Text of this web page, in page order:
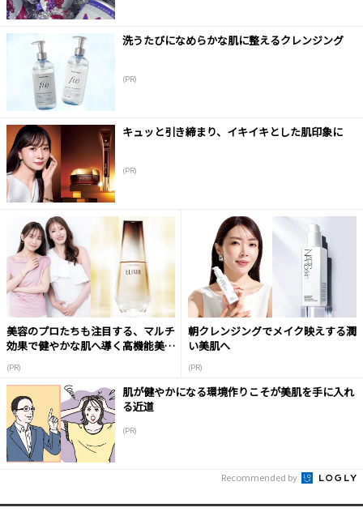
洗うたびになめらかな肌に整えるクレンジング
(PR)
キュッと引き締まり、イキイキとした肌印象に
(PR)
美容のプロたちも注目する、マルチ
効果で健やかな肌へ導く高機能美容
(PR)
朝クレンジングでメイク映えする潤
い美肌へ
(PR)
肌が健やかになる環境作りこそが美肌を手に入れ
る近道
(PR)
Recommended by